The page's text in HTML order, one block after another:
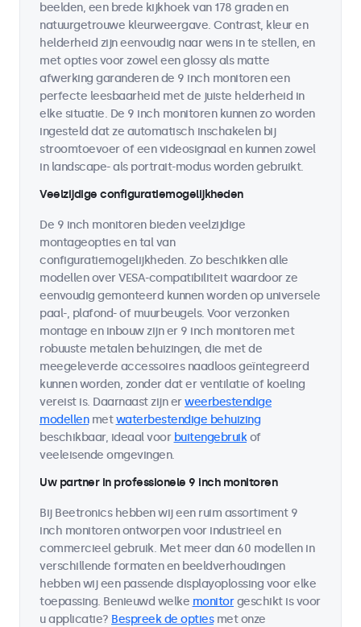
beelden, een brede kijkhoek van 178 graden en
natuurgetrouwe kleurweergave. Contrast, kleur en
helderheid zijn eenvoudig naar wens in te stellen, en
met opties voor zowel een glossy als matte
afwerking garanderen de 9 inch monitoren een
perfecte leesbaarheid met de juiste helderheid in
elke situatie. De 9 inch monitoren kunnen zo worden
ingesteld dat ze automatisch inschakelen bij
stroomtoevoer of een videosignaal en kunnen zowel
in landscape- als portrait-modus worden gebruikt.
Veelzijdige configuratiemogelijkheden
De 9 inch monitoren bieden veelzijdige
montageopties en tal van
configuratiemogelijkheden. Zo beschikken alle
modellen over VESA-compatibiliteit waardoor ze
eenvoudig gemonteerd kunnen worden op universele
paal-, plafond- of muurbeugels. Voor verzonken
montage en inbouw zijn er 9 inch monitoren met
robuuste metalen behuizingen, die met de
meegeleverde accessoires naadloos geïntegreerd
kunnen worden, zonder dat er ventilatie of koeling
vereist is. Daarnaast zijn erweerbestendige
modellenmetwaterbestendige behuizing
beschikbaar, ideaal voor buitengebruikof
veeleisende omgevingen.
Uw partner in professionele 9 inch monitoren
Bij Beetronics hebben wij een ruim assortiment 9
inch monitoren ontworpen voor industrieel en
commercieel gebruik. Met meer dan 60 modellen in
verschillende formaten en beeldverhoudingen
hebben wij een passende displayoplossing voor elke
toepassing. Benieuwd welke monitorgeschikt is voor
u applicatie? Bespreek de optiesmet onze